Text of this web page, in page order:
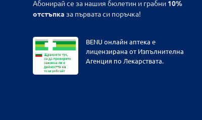
Абонирай се за нашия бюлетин и грабни 10%
отстъпка за първата си поръчка!
BENU онлайн аптека е
лицензирана от Изпълнителна
Агенция по Лекарствата.